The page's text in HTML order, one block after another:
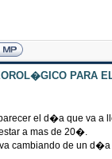
PARA
el d�a que va a
a mas de 20�.
cambiando de un